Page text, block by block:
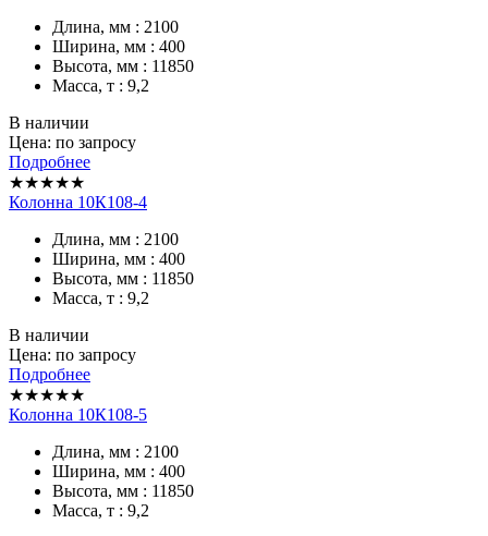
Длина, мм : 2100
Ширина, мм : 400
Высота, мм : 11850
Масса, т : 9,2
В наличии
Цена: по запросу
Подробнее
★★★★★
Колонна 10К108-4
Длина, мм : 2100
Ширина, мм : 400
Высота, мм : 11850
Масса, т : 9,2
В наличии
Цена: по запросу
Подробнее
★★★★★
Колонна 10К108-5
Длина, мм : 2100
Ширина, мм : 400
Высота, мм : 11850
Масса, т : 9,2